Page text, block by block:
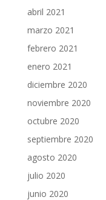
abril 2021
marzo 2021
febrero 2021
enero 2021
diciembre 2020
noviembre 2020
octubre 2020
septiembre 2020
agosto 2020
julio 2020
junio 2020